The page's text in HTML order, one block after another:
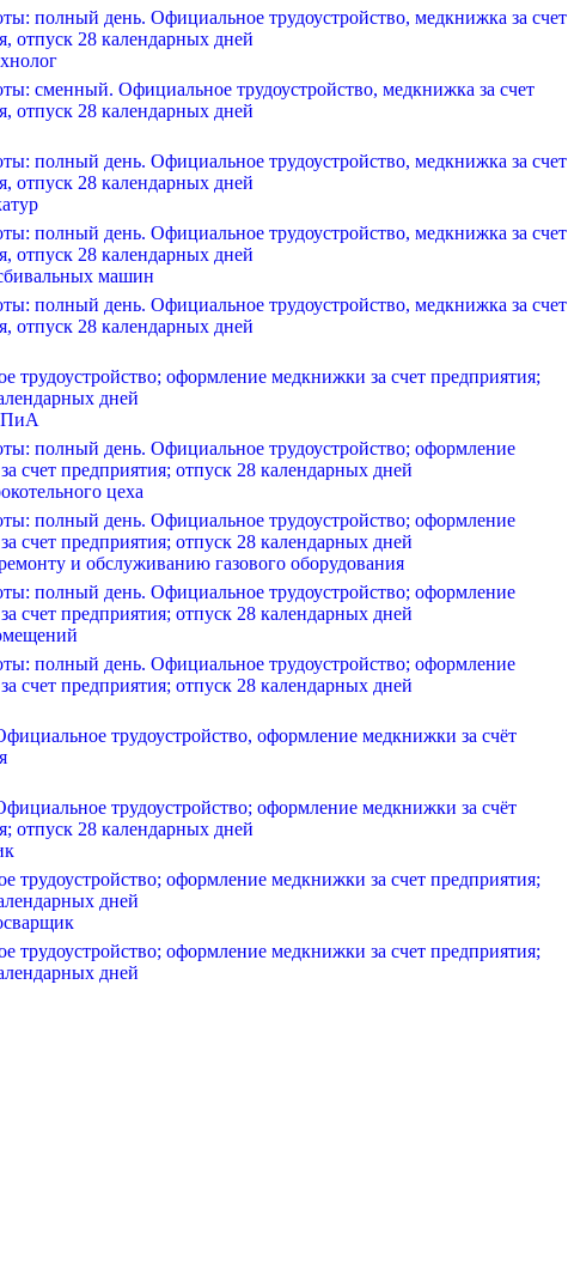
полный день. Официальное трудоустройство, медкнижка за счет
отпуск 28 календарных дней
сменный. Официальное трудоустройство, медкнижка за счет
отпуск 28 календарных дней
полный день. Официальное трудоустройство, медкнижка за счет
отпуск 28 календарных дней
полный день. Официальное трудоустройство, медкнижка за счет
отпуск 28 календарных дней
машин
полный день. Официальное трудоустройство, медкнижка за счет
отпуск 28 календарных дней
трудоустройство; оформление медкнижки за счет предприятия;
дней
полный день. Официальное трудоустройство; оформление
счет предприятия; отпуск 28 календарных дней
цеха
полный день. Официальное трудоустройство; оформление
счет предприятия; отпуск 28 календарных дней
и обслуживанию газового оборудования
полный день. Официальное трудоустройство; оформление
счет предприятия; отпуск 28 календарных дней
полный день. Официальное трудоустройство; оформление
счет предприятия; отпуск 28 календарных дней
трудоустройство, оформление медкнижки за счёт
трудоустройство; оформление медкнижки за счёт
отпуск 28 календарных дней
трудоустройство; оформление медкнижки за счет предприятия;
дней
трудоустройство; оформление медкнижки за счет предприятия;
дней